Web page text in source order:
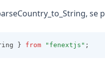
se
} from "fenextjs" ;